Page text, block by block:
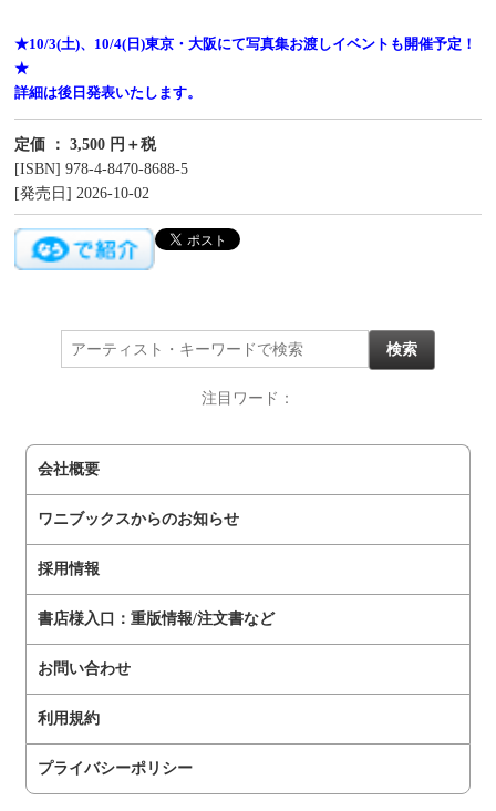
★10/3(土)、10/4(日)東京・大阪にて写真集お渡しイベントも開催予定！
★
詳細は後日発表いたします。
定価 ： 3,500 円＋税
[ISBN] 978-4-8470-8688-5
[発売日] 2026-10-02
注目ワード：
会社概要
ワニブックスからのお知らせ
採用情報
書店様入口：重版情報/注文書など
お問い合わせ
利用規約
プライバシーポリシー